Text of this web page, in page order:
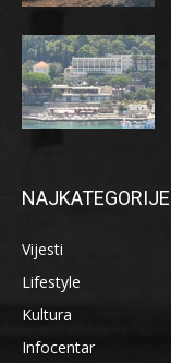
NAJKATEGORIJE
Vijesti
Lifestyle
Kultura
Infocentar